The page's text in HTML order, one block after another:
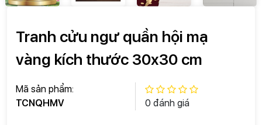
Tranh cửu ngư quần hội mạ
vàng kích thước 30x30 cm
Mã sản phẩm:
TCNQHMV
0 đánh giá